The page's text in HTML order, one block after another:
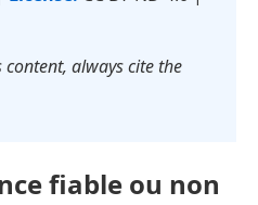
always cite the
fiable ou non